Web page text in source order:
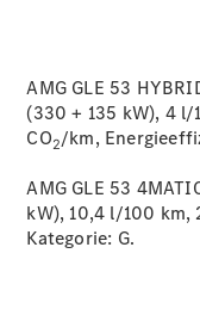
AMG GLE 53
(330 + 135 kW), 4
CO2/km,
AMG GLE 53
kW), 10,4 l/100 km,
Kategorie: G.